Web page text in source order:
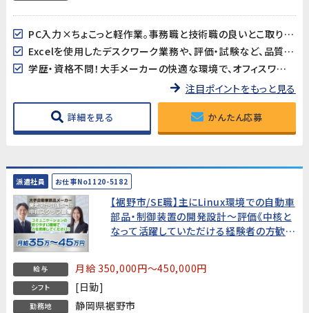
PC入力×ちょこっと軽作業。事務職と技術職の良いとこ取りのベストバランス！
Excelを使用したデスクワーク業務や、評価・試験など、品質管理関連業務のご経験が活かせます
学歴・資格不問！大手メーカーの快適な環境で、オフィスワーク中心の簡易評価業務
注目ポイントをもっと見る
詳細を見る かんたん応募
派遣社員 お仕事No1120-5182
【裾野市/SE職】主にLinux環境での自動車
部品・制御装置の開発設計～評価《中核と
なって活躍していただける経験者の方歓
給与 月給 350,000円～450,000円
シフト [日勤]
勤務地 静岡県裾野市